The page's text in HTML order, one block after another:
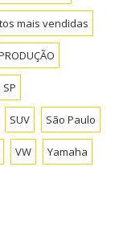
mais vendidas
SUV São Paulo
VW Yamaha